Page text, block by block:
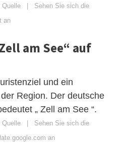
Quelle | Sehen Sie sich die
an
am See“ auf
und ein
Region. Der deutsche
„ Zell am See “.
Quelle | Sehen Sie sich die
an